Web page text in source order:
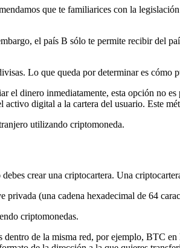
que te familiarices con la
el país B sólo te permite recibir del
Lo que queda por determinar es
el dinero inmediatamente, esta opción no es
digital a la cartera del usuario. Este
utilizando criptomoneda.
crear una criptocartera. Una
(una cadena hexadecimal de 64
criptomonedas.
de la misma red, por ejemplo, BTC